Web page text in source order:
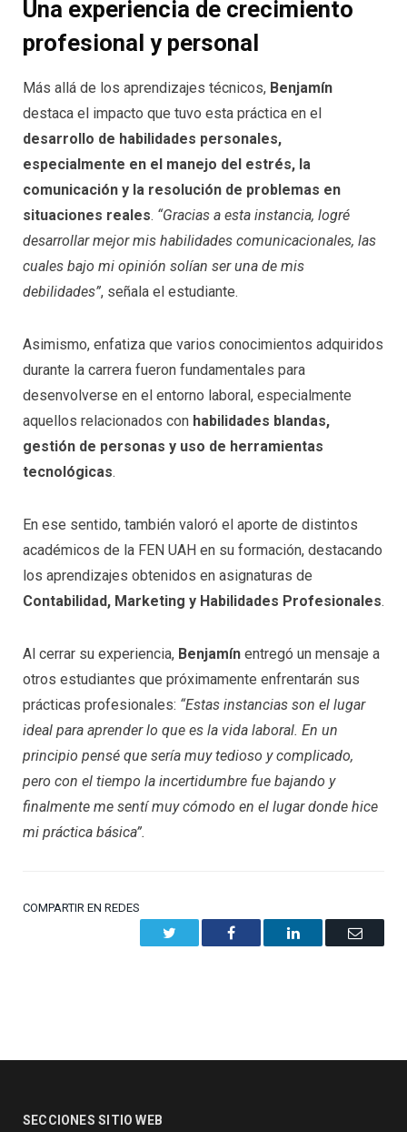
Una experiencia de crecimiento
profesional y personal
Más allá de los aprendizajes técnicos, Benjamín
destaca el impacto que tuvo esta práctica en el
desarrollo de habilidades personales,
especialmente en el manejo del estrés, la
comunicación y la resolución de problemas en
situaciones reales. “Gracias a esta instancia, logré
desarrollar mejor mis habilidades comunicacionales, las
cuales bajo mi opinión solían ser una de mis
debilidades”, señala el estudiante.
Asimismo, enfatiza que varios conocimientos adquiridos
durante la carrera fueron fundamentales para
desenvolverse en el entorno laboral, especialmente
aquellos relacionados con habilidades blandas,
gestión de personas y uso de herramientas
tecnológicas.
En ese sentido, también valoró el aporte de distintos
académicos de la FEN UAH en su formación, destacando
los aprendizajes obtenidos en asignaturas de
Contabilidad, Marketing y Habilidades Profesionales.
Al cerrar su experiencia, Benjamín entregó un mensaje a
otros estudiantes que próximamente enfrentarán sus
prácticas profesionales: “Estas instancias son el lugar
ideal para aprender lo que es la vida laboral. En un
principio pensé que sería muy tedioso y complicado,
pero con el tiempo la incertidumbre fue bajando y
finalmente me sentí muy cómodo en el lugar donde hice
mi práctica básica”.
COMPARTIR EN REDES
Facebook LinkedIn Email
SECCIONES SITIO WEB